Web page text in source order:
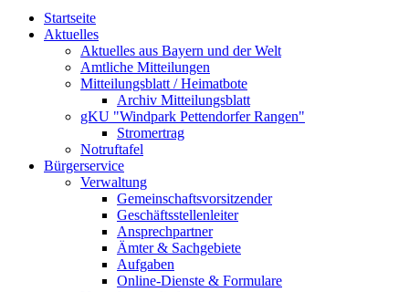
Startseite
Aktuelles
Aktuelles aus Bayern und der Welt
Amtliche Mitteilungen
Mitteilungsblatt / Heimatbote
Archiv Mitteilungsblatt
gKU "Windpark Pettendorfer Rangen"
Stromertrag
Notruftafel
Bürgerservice
Verwaltung
Gemeinschaftsvorsitzender
Geschäftsstellenleiter
Ansprechpartner
Ämter & Sachgebiete
Aufgaben
Online-Dienste & Formulare